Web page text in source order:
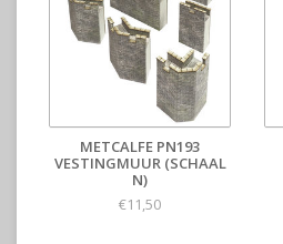
METCALFE PN193
VESTINGMUUR (SCHAAL
N)
€11,50